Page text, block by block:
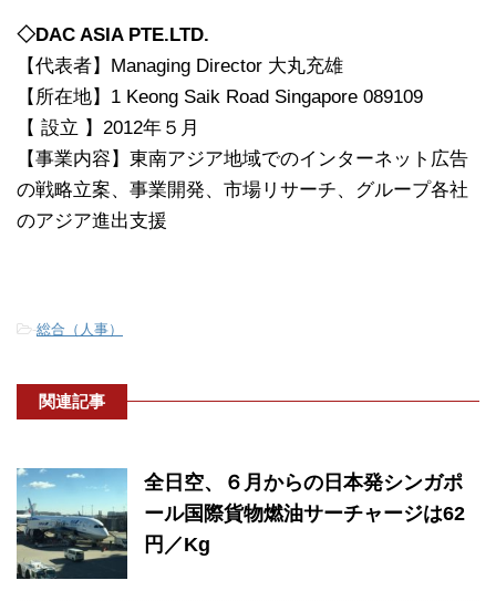
◇DAC ASIA PTE.LTD.
【代表者】Managing Director 大丸充雄
【所在地】1 Keong Saik Road Singapore 089109
【 設立 】2012年５月
【事業内容】東南アジア地域でのインターネット広告
の戦略立案、事業開発、市場リサーチ、グループ各社
のアジア進出支援
-総合（人事）
関連記事
全日空、６月からの日本発シンガポ
ール国際貨物燃油サーチャージは62
円／Kg